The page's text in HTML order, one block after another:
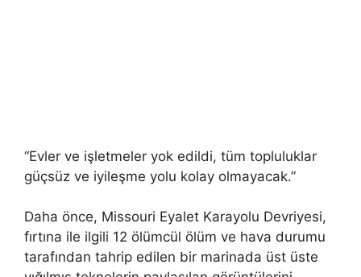
“Evler ve işletmeler yok edildi, tüm topluluklar
güçsüz ve iyileşme yolu kolay olmayacak.”
Daha önce, Missouri Eyalet Karayolu Devriyesi,
fırtına ile ilgili 12 ölümcül ölüm ve hava durumu
tarafından tahrip edilen bir marinada üst üste